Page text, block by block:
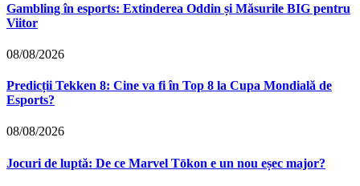
Gambling în esports: Extinderea Oddin și Măsurile BIG pentru
Viitor
08/08/2026
Predicții Tekken 8: Cine va fi în Top 8 la Cupa Mondială de
Esports?
08/08/2026
Jocuri de luptă: De ce Marvel Tōkon e un nou eșec major?